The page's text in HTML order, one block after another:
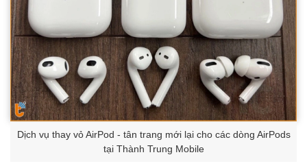
Dịch vụ thay vỏ AirPod - tân trang mới lại cho các dòng AirPods
tại Thành Trung Mobile